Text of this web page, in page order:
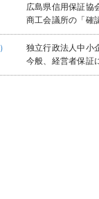
広島県信用保証協
商工会議所の「確
独立行政法人中小
今般、経営者保証